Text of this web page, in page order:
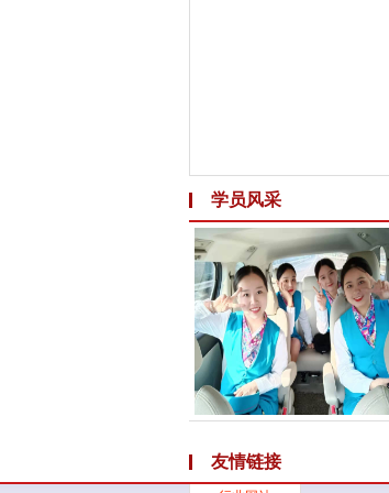
学员风采
友情链接